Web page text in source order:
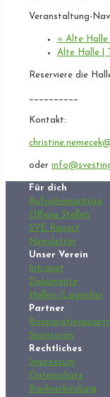
Veranstaltung-
« Alte Halle
Alte Halle |
Reserviere die
__________
Kontakt:
oder
Für dich
Aufnahmeantrag
Offene Stellen
SVE Report
Newsletter
Unser Verein
Intranet
Dokumente
Hallen-/Lageplan
Partner
Sponsoren
Rechtliches
Impressum
Datenschutz
Bankverbindung